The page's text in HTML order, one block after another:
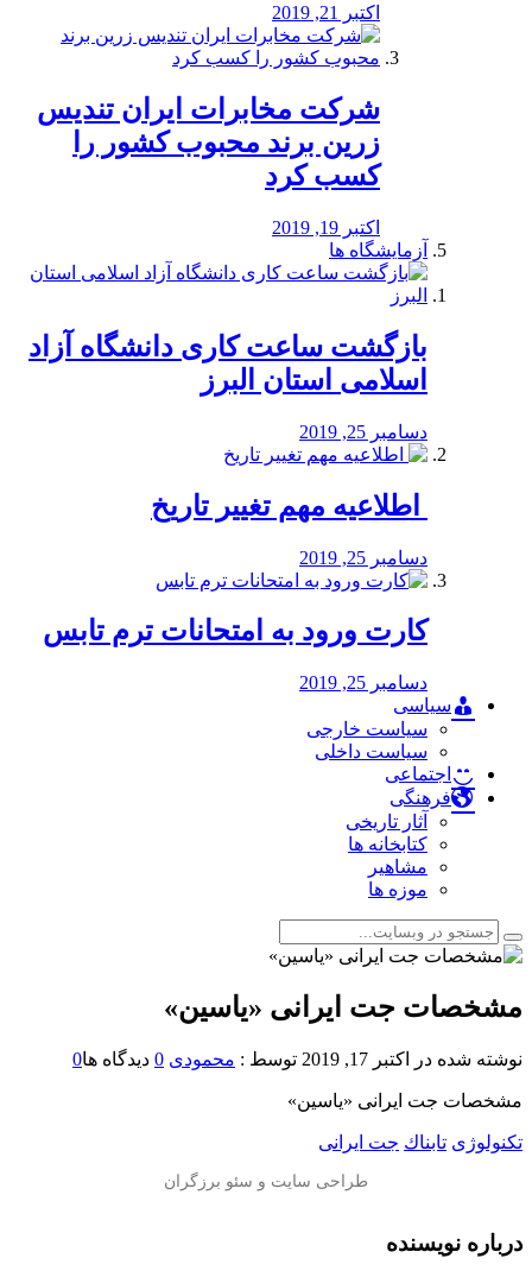
اکتبر 21, 2019
شرکت مخابرات ایران تندیس
زرین برند محبوب کشور را
کسب کرد
اکتبر 19, 2019
آزمایشگاه ها
بازگشت ساعت کاری دانشگاه آزاد
اسلامی استان البرز
دسامبر 25, 2019
️ اطلاعیه مهم تغییر تاریخ
دسامبر 25, 2019
کارت ورود به امتحانات ترم تابس
دسامبر 25, 2019
سیاسی
سیاست خارجی
سیاست داخلی
اجتماعی
فرهنگی
آثار تاریخی
کتابخانه ها
مشاهیر
موزه ها
مشخصات جت ایرانی «یاسین»
نوشته شده در اکتبر 17, 2019 توسط : محمودی 0 دیدگاه ها0
مشخصات جت ایرانی «یاسین»
تکنولوژی تابناك جت ایرانی
درباره نویسنده